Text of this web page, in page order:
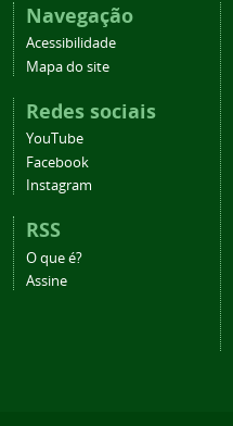
Navegação
Acessibilidade
Mapa do site
Redes sociais
YouTube
Facebook
Instagram
RSS
O que é?
Assine